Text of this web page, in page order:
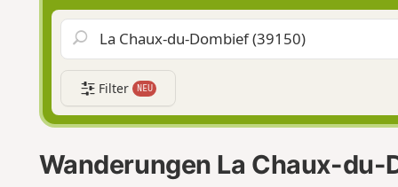
Filter NEU
Wanderungen La Chaux-du-